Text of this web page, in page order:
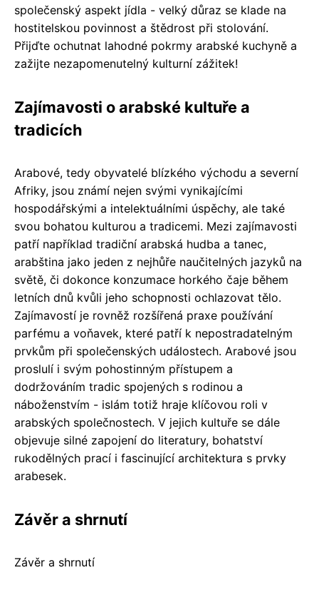
společenský aspekt jídla - velký důraz se klade na
hostitelskou povinnost a štědrost při stolování.
Přijďte ochutnat lahodné pokrmy arabské kuchyně a
zažijte nezapomenutelný kulturní zážitek!
Zajímavosti o arabské kultuře a
tradicích
Arabové, tedy obyvatelé blízkého východu a severní
Afriky, jsou známí nejen svými vynikajícími
hospodářskými a intelektuálními úspěchy, ale také
svou bohatou kulturou a tradicemi. Mezi zajímavosti
patří například tradiční arabská hudba a tanec,
arabština jako jeden z nejhůře naučitelných jazyků na
světě, či dokonce konzumace horkého čaje během
letních dnů kvůli jeho schopnosti ochlazovat tělo.
Zajímavostí je rovněž rozšířená praxe používání
parfému a voňavek, které patří k nepostradatelným
prvkům při společenských událostech. Arabové jsou
proslulí i svým pohostinným přístupem a
dodržováním tradic spojených s rodinou a
náboženstvím - islám totiž hraje klíčovou roli v
arabských společnostech. V jejich kultuře se dále
objevuje silné zapojení do literatury, bohatství
rukodělných prací i fascinující architektura s prvky
arabesek.
Závěr a shrnutí
Závěr a shrnutí